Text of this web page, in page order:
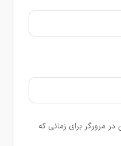
مرورگر برای زمانی که